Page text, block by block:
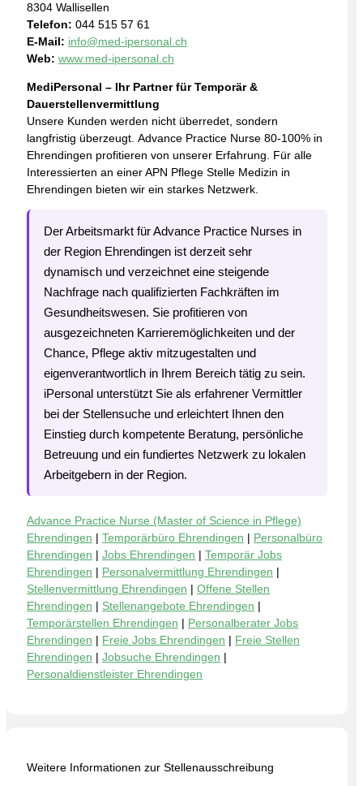
8304 Wallisellen
Telefon: 044 515 57 61
E-Mail: info@med-ipersonal.ch
Web: www.med-ipersonal.ch
MediPersonal – Ihr Partner für Temporär &
Dauerstellenvermittlung
Unsere Kunden werden nicht überredet, sondern
langfristig überzeugt. Advance Practice Nurse 80-100% in
Ehrendingen profitieren von unserer Erfahrung. Für alle
Interessierten an einer APN Pflege Stelle Medizin in
Ehrendingen bieten wir ein starkes Netzwerk.
Der Arbeitsmarkt für Advance Practice Nurses in
der Region Ehrendingen ist derzeit sehr
dynamisch und verzeichnet eine steigende
Nachfrage nach qualifizierten Fachkräften im
Gesundheitswesen. Sie profitieren von
ausgezeichneten Karrieremöglichkeiten und der
Chance, Pflege aktiv mitzugestalten und
eigenverantwortlich in Ihrem Bereich tätig zu sein.
iPersonal unterstützt Sie als erfahrener Vermittler
bei der Stellensuche und erleichtert Ihnen den
Einstieg durch kompetente Beratung, persönliche
Betreuung und ein fundiertes Netzwerk zu lokalen
Arbeitgebern in der Region.
Advance Practice Nurse (Master of Science in Pflege)
Ehrendingen | Temporärbüro Ehrendingen | Personalbüro
Ehrendingen | Jobs Ehrendingen | Temporär Jobs
Ehrendingen | Personalvermittlung Ehrendingen |
Stellenvermittlung Ehrendingen | Offene Stellen
Ehrendingen | Stellenangebote Ehrendingen |
Temporärstellen Ehrendingen | Personalberater Jobs
Ehrendingen | Freie Jobs Ehrendingen | Freie Stellen
Ehrendingen | Jobsuche Ehrendingen |
Personaldienstleister Ehrendingen
Weitere Informationen zur Stellenausschreibung